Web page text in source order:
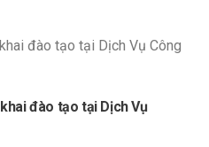
đào tạo tại Dịch Vụ